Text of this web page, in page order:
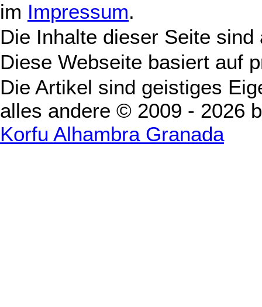
im Impressum.
Die Inhalte dieser Seite
Diese Webseite basiert auf
Die Artikel sind geistiges
alles andere © 2009 - 2026
Korfu Alhambra Granada